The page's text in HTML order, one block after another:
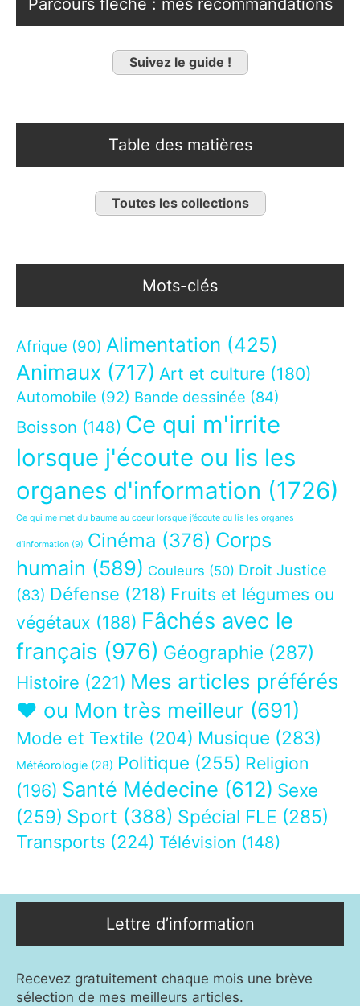
Parcours fléché : mes recommandations
Suivez le guide !
Table des matières
Toutes les collections
Mots-clés
Afrique (90) Alimentation (425)
Animaux (717) Art et culture (180)
Automobile (92) Bande dessinée (84)
Boisson (148) Ce qui m'irrite
lorsque j'écoute ou lis les
organes d'information (1726)
Ce qui me met du baume au coeur lorsque j’écoute ou lis les organes
d’information (9) Cinéma (376) Corps
humain (589) Couleurs (50) Droit Justice
(83) Défense (218) Fruits et légumes ou
végétaux (188) Fâchés avec le
français (976) Géographie (287)
Histoire (221) Mes articles préférés
❤ ou Mon très meilleur (691)
Mode et Textile (204) Musique (283)
Météorologie (28) Politique (255) Religion
(196) Santé Médecine (612) Sexe
(259) Sport (388) Spécial FLE (285)
Transports (224) Télévision (148)
Lettre d’information
Recevez gratuitement chaque mois une brève
sélection de mes meilleurs articles.